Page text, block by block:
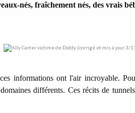
nés, fraîchement nés, des vrais
informations ont l'air incroyable.
différents. Ces récits de